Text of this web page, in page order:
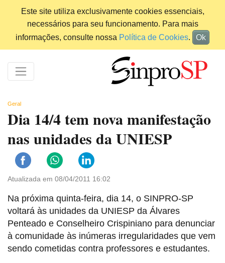
Este site utiliza exclusivamente cookies essenciais,
necessários para seu funcionamento. Para mais
informações, consulte nossa Política de Cookies. Ok
Geral
Dia 14/4 tem nova manifestação
nas unidades da UNIESP
Atualizada em 08/04/2011 16:02
Na próxima quinta-feira, dia 14, o SINPRO-SP
voltará às unidades da UNIESP da Álvares
Penteado e Conselheiro Crispiniano para denunciar
à comunidade às inúmeras irregularidades que vem
sendo cometidas contra professores e estudantes.